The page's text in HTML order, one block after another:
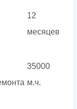
12
месяцев
35000
м.ч.